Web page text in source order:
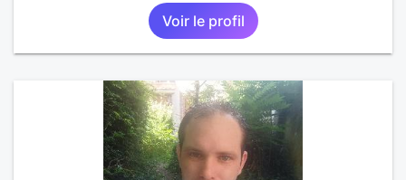
Voir le profil